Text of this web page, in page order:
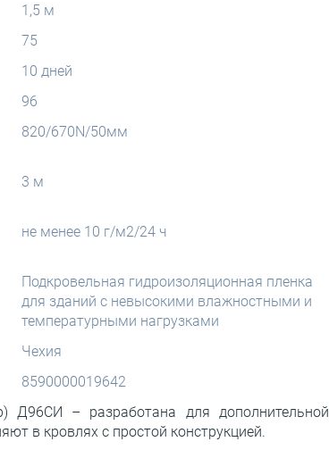
1,5 м
75
10 дней
96
820/670N/50мм
3 м
не менее 10 г/м2/24 ч
Подкровельная гидроизоляционная пленка
для зданий с невысокими влажностными и
температурными нагрузками
Чехия
8590000019642
Д96СИ – разработана для дополнительной
в кровлях с простой конструкцией.